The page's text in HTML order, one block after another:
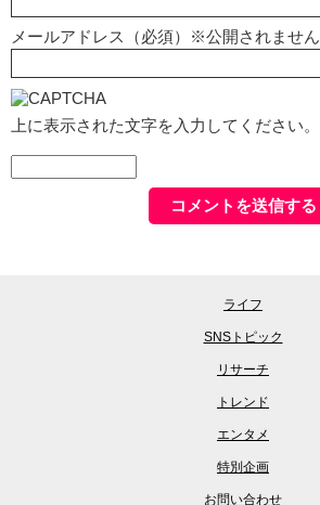
メールアドレス（必須）※公開されません
上に表示された文字を入力してください。
ライフ
SNSトピック
リサーチ
トレンド
エンタメ
特別企画
お問い合わせ